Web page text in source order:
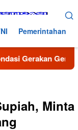
Pemerintahan
GenRe di
Minta